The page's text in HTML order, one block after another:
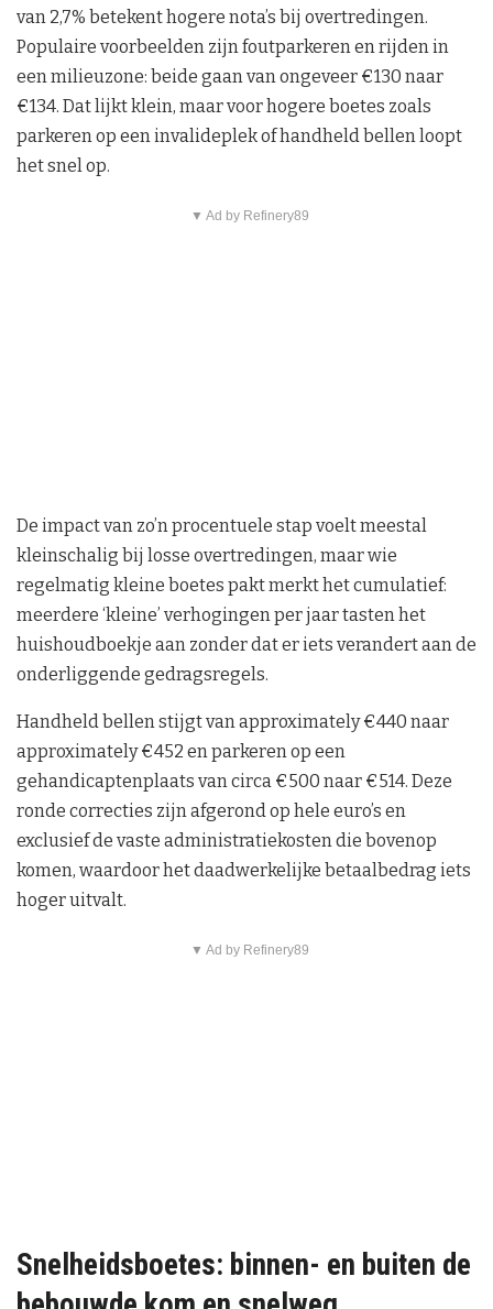
van 2,7% betekent hogere nota’s bij overtredingen.
Populaire voorbeelden zijn foutparkeren en rijden in
een milieuzone: beide gaan van ongeveer €130 naar
€134. Dat lijkt klein, maar voor hogere boetes zoals
parkeren op een invalideplek of handheld bellen loopt
het snel op.
▼ Ad by Refinery89
De impact van zo’n procentuele stap voelt meestal
kleinschalig bij losse overtredingen, maar wie
regelmatig kleine boetes pakt merkt het cumulatief:
meerdere ‘kleine’ verhogingen per jaar tasten het
huishoudboekje aan zonder dat er iets verandert aan de
onderliggende gedragsregels.
Handheld bellen stijgt van approximately €440 naar
approximately €452 en parkeren op een
gehandicaptenplaats van circa €500 naar €514. Deze
ronde correcties zijn afgerond op hele euro’s en
exclusief de vaste administratiekosten die bovenop
komen, waardoor het daadwerkelijke betaalbedrag iets
hoger uitvalt.
▼ Ad by Refinery89
Snelheidsboetes: binnen- en buiten de